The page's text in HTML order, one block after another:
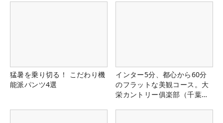
猛暑を乗り切る！ こだわり機
能派パンツ4選
インター5分、都心から60分
のフラットな美観コース。大
栄カントリー俱楽部（千葉